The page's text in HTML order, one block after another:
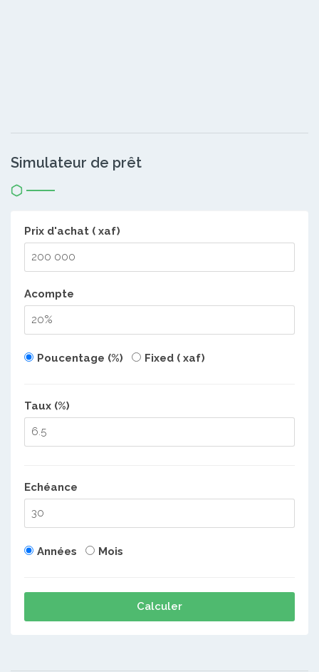
Simulateur de prêt
Prix d'achat ( xaf)
Acompte
Poucentage (%) Fixed ( xaf)
Taux (%)
Echéance
Années Mois
Calculer